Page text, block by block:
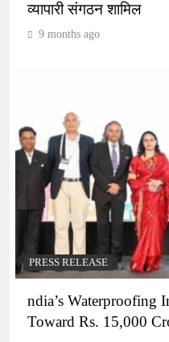
व्यापारी संगठन शामिल
9 months ago
PRESS RELEASE
ndia’s Waterproofing
Toward Rs. 15,000